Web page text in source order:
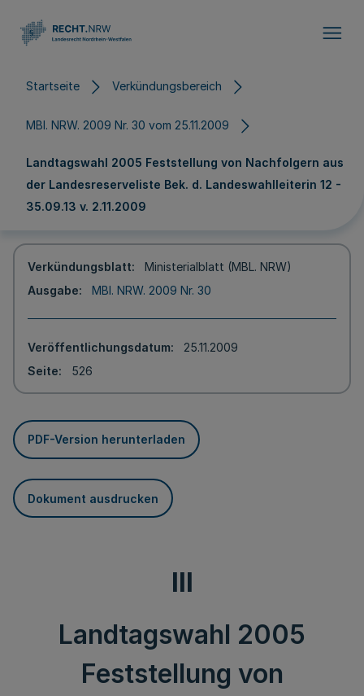
Startseite Verkündungsbereich
MBl. NRW. 2009 Nr. 30 vom 25.11.2009
Landtagswahl 2005 Feststellung von Nachfolgern aus
der Landesreserveliste Bek. d. Landeswahlleiterin 12 -
35.09.13 v. 2.11.2009
Verkündungsblatt
Ministerialblatt (MBL. NRW)
Ausgabe
MBl. NRW. 2009 Nr. 30
Veröffentlichungsdatum
25.11.2009
Seite
526
PDF-Version herunterladen
Dokument ausdrucken
III
Landtagswahl 2005
Feststellung von